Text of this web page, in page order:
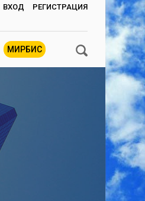
ВХОД РЕГИСТРАЦИЯ
МИРБИС